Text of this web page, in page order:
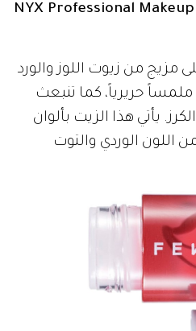
NYX Professional
مزيج من زيوت اللوز والورد
ملمساً حريرياً، كما تنبعث
الكرز. يأتي هذا الزيت بألوان
اللون الوردي والتوت